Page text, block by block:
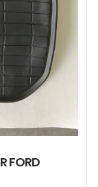
FORD